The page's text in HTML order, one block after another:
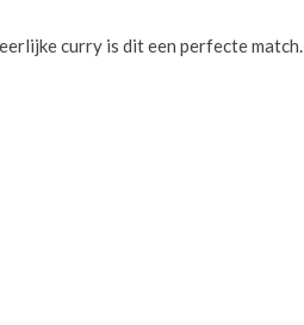
curry is dit een perfecte match.